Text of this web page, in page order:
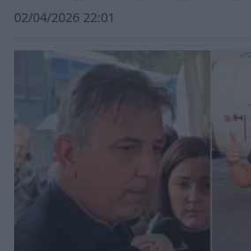
02/04/2026 22:01